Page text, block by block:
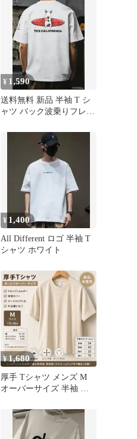
¥ 1,590
送料無料 新品 半袖 T シ
ャツ バック波乗りフレン
TES CALIFORNIA 英字
ホワイト オーバーサイズ
メンズ レディース ユニ
セックス カジュアル
¥ 1,400
All Different ロゴ 半袖 T
シャツ ホワイト
¥1,680
厚手 Tシャツ メンズ M
オーバーサイズ 半袖 綿